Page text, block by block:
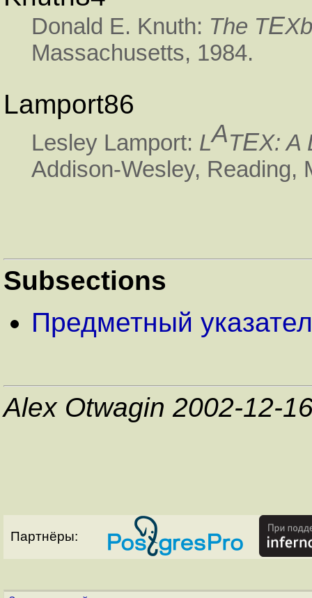
Donald E. Knuth: The TE
Massachusetts, 1984.
Lamport86
Lesley Lamport: LATEX: A
Addison-Wesley, Reading,
Subsections
Предметный
Alex Otwagin 2002-12-
Партнёры: